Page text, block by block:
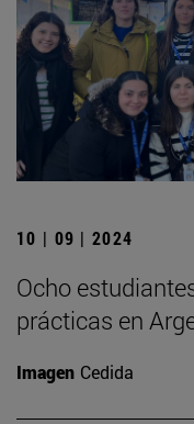
10 | 09 | 2024
Ocho
prácticas en
Imagen Cedida